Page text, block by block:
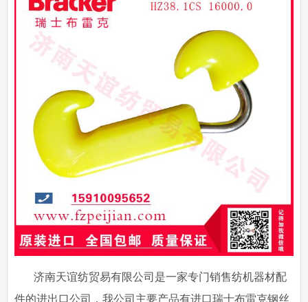
济南天谊纺贸易有限公司是一家专门销售纺机器材配
件的进出口公司，我公司主要产品有进口瑞士布雷克钢丝